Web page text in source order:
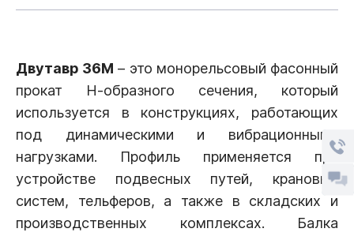
Двутавр 36М – это монорельсовый фасонный
прокат Н-образного сечения, который
используется в конструкциях, работающих
под динамическими и вибрационными
нагрузками. Профиль применяется при
устройстве подвесных путей, крановых
систем, тельферов, а также в складских и
производственных комплексах. Балка